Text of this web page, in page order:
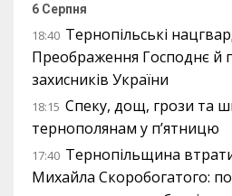
6 Серпня
18:40 Тернопільські
Преображення Господнє й
захисників України
18:15 Спеку, дощ, грози та
тернополянам у п’ятницю
17:40 Тернопільщина
Михайла Скоробогатого: